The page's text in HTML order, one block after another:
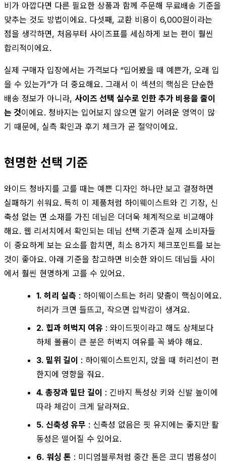
비가 아깝다면 다른 필요한 상품과 함께 주문해 무료배송 기준을
맞추는 것도 방법이에요. 다섯째, 교환 비용이 6,000원이라는
점을 생각하면, 처음부터 사이즈표를 세심하게 보는 편이 훨씬
합리적이에요.
실제 구매자 입장에서는 가격보다 “입어봤을 때 예쁜가, 오래 입
을 수 있는가”가 더 중요해요. 그래서 이 섹션의 핵심은 단순한
배송 정보가 아니라, 사이즈 선택 실수로 인한 추가 비용을 줄이
는 것이에요. 청바지는 입어보지 않으면 알기 어려운 영역이 많
기 때문에, 실측 확인과 후기 체크가 곧 절약이에요.
현명한 선택 기준
와이드 청바지를 고를 때는 예쁜 디자인 하나만 보고 결정하면
실패하기 쉬워요. 특히 이 제품처럼 하이웨이스트와 긴 기장, 신
축성 없는 면 소재를 가진 데님은 더더욱 체계적으로 비교해야
해요. 웹 리서치에서 확인되는 데님 선택 기준과 실제 소비자들
이 중요하게 보는 요소를 합치면, 최소 8가지 체크포인트를 보는
것이 좋아요. 아래 기준을 참고하면 비슷한 와이드 데님들 사이
에서 훨씬 현명하게 고를 수 있어요.
1. 허리 실측 : 하이웨이스트는 허리 맞춤이 핵심이에요.
허리가 크면 들뜨고, 작으면 압박감이 생겨요.
2. 힙과 허벅지 여유 : 와이드핏이라고 해도 상체보다
하체 볼륨이 큰 분은 허벅지 여유를 꼭 봐야 해요.
3. 밑위 길이 : 하이웨이스트인지, 앉을 때 허리선이 편
한지에 영향을 줘요.
4. 총장과 밑단 길이 : 긴바지 특성상 키와 신발 높이에
따라 체감이 크게 달라져요.
5. 신축성 유무 : 신축성 없음은 핏 유지에는 좋지만 활
동성은 떨어질 수 있어요.
6. 워싱 톤 : 미디엄블루처럼 중간 톤은 코디 범용성이